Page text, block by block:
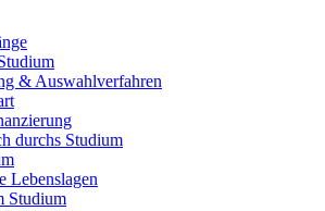
& Auswahlverfahren
durchs Studium
Lebenslagen
Studium